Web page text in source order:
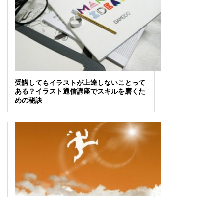
受講してもイラストが上達しないことって
ある？イラスト通信講座でスキルを磨くた
めの秘訣